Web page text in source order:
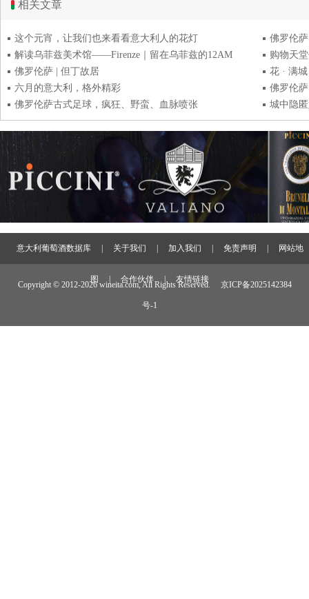
相关文章
这个元宵，让我们也来看看意大利人的花灯
佛罗伦萨
解读乌菲兹美术馆——Firenze｜留在乌菲兹的12AM
购物天
佛罗伦萨 | 但丁故居
花 · 满
六月的意大利，格外精彩
佛罗伦
佛罗伦萨古式足球，疯狂、野蛮、血脉喷张
城中隐
意大利葡萄酒数据库 关于我们 加入我们 免责声明 网站地
图 合作伙伴 友情链接
Copyright © 2012-2026 wineita.com, All Rights Reserved. 京ICP备2025142384
号-1